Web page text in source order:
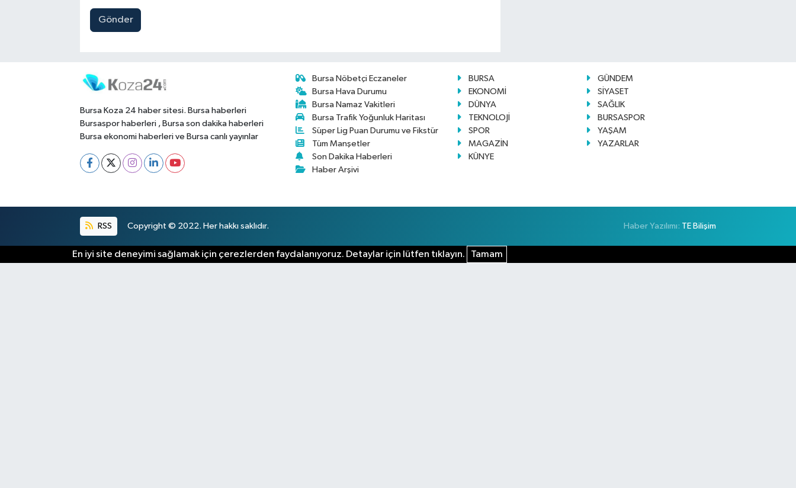
Gönder
Bursa Koza 24 haber sitesi. Bursa haberleri
Bursaspor haberleri , Bursa son dakika haberleri
Bursa ekonomi haberleri ve Bursa canlı yayınlar
Bursa Nöbetçi Eczaneler
Bursa Hava Durumu
Bursa Namaz Vakitleri
Bursa Trafik Yoğunluk Haritası
Süper Lig Puan Durumu ve Fikstür
Tüm Manşetler
Son Dakika Haberleri
Haber Arşivi
BURSA
GÜNDEM
EKONOMİ
SİYASET
DÜNYA
SAĞLIK
TEKNOLOJİ
BURSASPOR
SPOR
YAŞAM
MAGAZİN
YAZARLAR
KÜNYE
RSS Copyright © 2022. Her hakkı saklıdır. Haber Yazılımı: TE Bilişim
En iyi site deneyimi sağlamak için çerezlerden faydalanıyoruz. Detaylar için lütfen tıklayın. Tamam